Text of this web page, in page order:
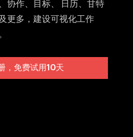
协作、目标、 日历、甘特
更多，建设可视化工作
，免费试用10天